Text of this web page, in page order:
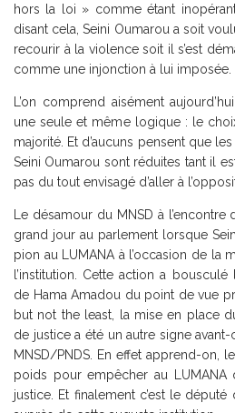
hors la loi » comme étant
disant cela, Seini Oumarou a soit
recourir à la violence soit il s’est
comme une injonction à lui imposée.
L’on comprend aisément
une seule et même logique : le
majorité. Et d’aucuns pensent que
Seini Oumarou sont réduites tant il
pas du tout envisagé d’aller à
Le désamour du MNSD à l’encontre
grand jour au parlement lorsque
pion au LUMANA à l’occasion de la
l’institution. Cette action a
de Hama Amadou du point de vue
but not the least, la mise en place
de justice a été un autre signe
MNSD/PNDS. En effet apprend-on,
poids pour empêcher au LUMANA
justice. Et finalement c’est le